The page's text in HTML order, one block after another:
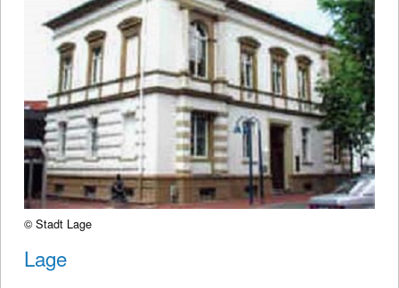
© Stadt Lage
Lage